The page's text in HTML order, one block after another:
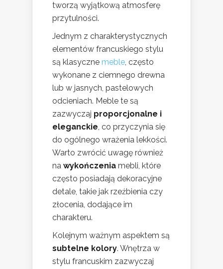
tworzą wyjątkową atmosferę
przytulności.
Jednym z charakterystycznych
elementów francuskiego stylu
są klasyczne meble, często
wykonane z ciemnego drewna
lub w jasnych, pastelowych
odcieniach. Meble te są
zazwyczaj proporcjonalne i
eleganckie, co przyczynia się
do ogólnego wrażenia lekkości.
Warto zwrócić uwagę również
na wykończenia mebli, które
często posiadają dekoracyjne
detale, takie jak rzeźbienia czy
złocenia, dodające im
charakteru.
Kolejnym ważnym aspektem są
subtelne kolory. Wnętrza w
stylu francuskim zazwyczaj